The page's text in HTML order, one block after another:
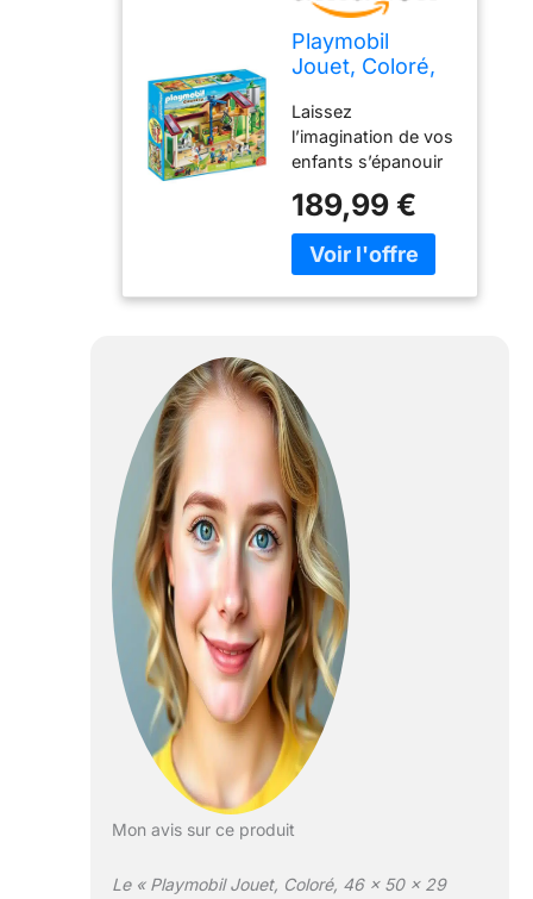
Playmobil
Jouet, Coloré,
cm
Laissez
l’imagination de vos
enfants s’épanouir
créativité sans
limites ! Conçus
spécialement pour
et amusement.
Découvrez
comment la haute
qualité et le design
robuste de nos
jouets assurent des
aventures durables.
Le nettoyage des
pièces (sans
autocollants) se fait
simplement sous
l’eau courante, sans
recours à des
agents chimiques.
La notice permet de
monter facilement
les jouets avec
189,99 €
Mon avis sur ce produit
Le « Playmobil Jouet, Coloré, 46 x 50 x 29